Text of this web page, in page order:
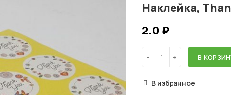
Наклейка,
2.0 ₽
В
В избранное